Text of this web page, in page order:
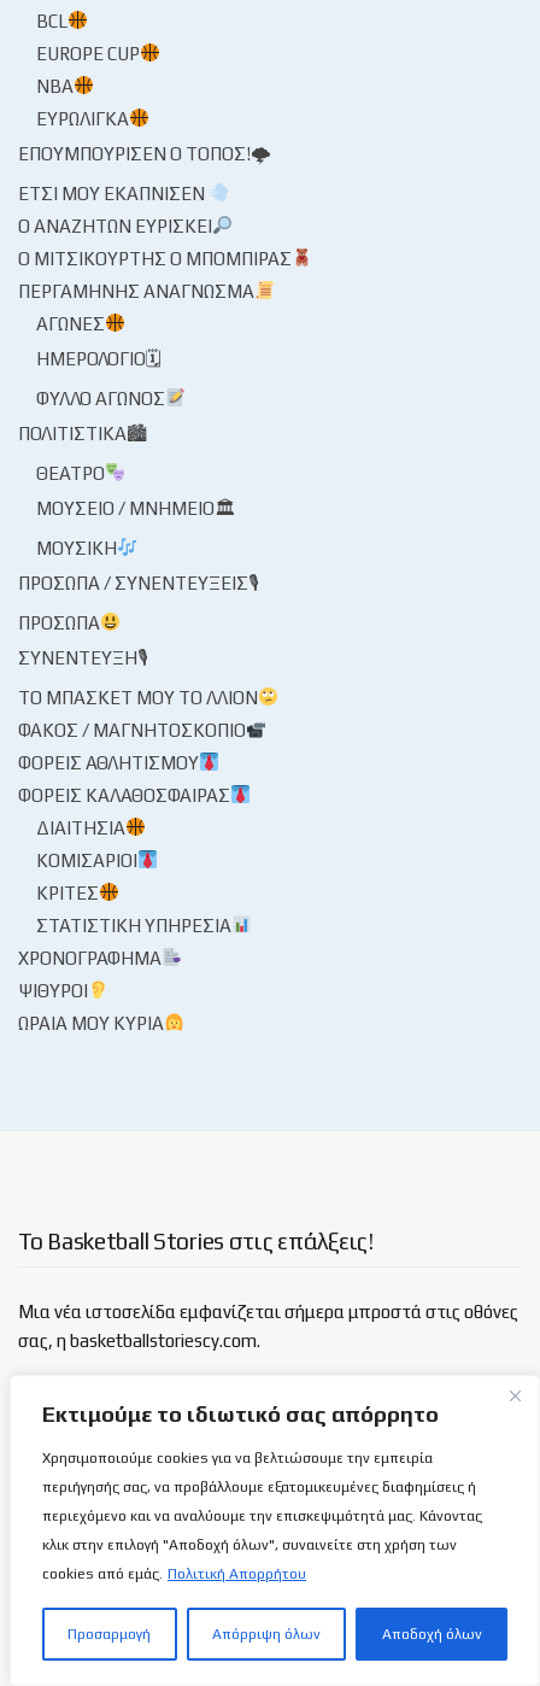
Εκτιμούμε το ιδιωτικό σας απόρρητο
Χρησιμοποιούμε cookies για να βελτιώσουμε την εμπειρία
περιήγησής σας, να προβάλλουμε εξατομικευμένες διαφημίσεις ή
περιεχόμενο και να αναλύουμε την επισκεψιμότητά μας. Κάνοντας
κλικ στην επιλογή "Αποδοχή όλων", συναινείτε στη χρήση των
cookies από εμάς. Πολιτική Απορρήτου
Προσαρμογή Απόρριψη όλων Αποδοχή όλων
BCL
EUROPE CUP
NBA
ΕΥΡΩΛΊΓΚΑ
ΕΠΟΥΜΠΟΎΡΙΣΕΝ Ο ΤΌΠΟΣ!🌩
ΈΤΣΙ ΜΟΥ ΕΚΆΠΝΙΣΕΝ
Ο ΑΝΑΖΗΤΏΝ ΕΥΡΊΣΚΕΙ
Ο ΜΙΤΣΙΚΟΥΡΤΉΣ Ο ΜΠΌΜΠΙΡΑΣ
ΠΕΡΓΑΜΗΝΉΣ ΑΝΆΓΝΩΣΜΑ
ΑΓΏΝΕΣ
ΗΜΕΡΟΛΌΓΙΟ🗓
ΦΎΛΛΟ ΑΓΏΝΟΣ
ΠΟΛΙΤΙΣΤΙΚΆ🏙
ΘΈΑΤΡΟ
ΜΟΥΣΕΊΟ / ΜΝΗΜΕΊΟ🏛
ΜΟΥΣΙΚΉ
ΠΡΌΣΩΠΑ / ΣΥΝΕΝΤΕΎΞΕΙΣ🎙
ΠΡΌΣΩΠΑ
ΣΥΝΈΝΤΕΥΞΗ🎙
ΤΟ ΜΠΆΣΚΕΤ ΜΟΥ ΤΟ ΛΛΊΟΝ
ΦΑΚΌΣ / ΜΑΓΝΗΤΟΣΚΌΠΙΟ
ΦΟΡΕΊΣ ΑΘΛΗΤΙΣΜΟΎ
ΦΟΡΕΊΣ ΚΑΛΑΘΌΣΦΑΙΡΑΣ
ΔΙΑΙΤΗΣΊΑ
ΚΟΜΙΣΆΡΙΟΙ
ΚΡΙΤΈΣ
ΣΤΑΤΙΣΤΙΚΉ ΥΠΗΡΕΣΊΑ
ΧΡΟΝΟΓΡΆΦΗΜΑ
ΨΊΘΥΡΟΙ
ΩΡΑΊΑ ΜΟΥ ΚΥΡΊΑ
Το Basketball Stories στις επάλξεις!
Μια νέα ιστοσελίδα εμφανίζεται σήμερα μπροστά στις οθόνες
σας, η basketballstoriescy.com.
Κανένα μα κανένα κείμενο σε αυτήν την ιστοσελίδα, δεν
καλαθόσφαιρα | ιστορία | πνεύμα | πολιτεία
Τελευταία άρθρα
Κροατία-Κύπρος: Αυτό θα είναι πολύ
δύσκολο (Σύνδεσμος ζωντανής μετάδοσης)…